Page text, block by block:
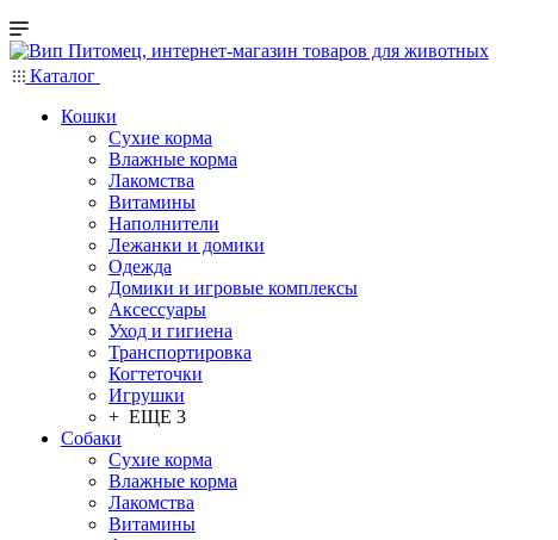
Каталог
Кошки
Сухие корма
Влажные корма
Лакомства
Витамины
Наполнители
Лежанки и домики
Одежда
Домики и игровые комплексы
Аксессуары
Уход и гигиена
Транспортировка
Когтеточки
Игрушки
+ ЕЩЕ 3
Собаки
Сухие корма
Влажные корма
Лакомства
Витамины